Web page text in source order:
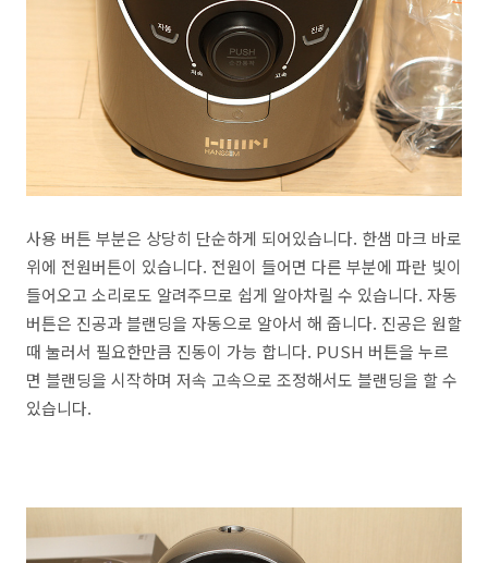
사용 버튼 부분은 상당히 단순하게 되어있습니다. 한샘 마크 바로
위에 전원버튼이 있습니다. 전원이 들어면 다른 부분에 파란 빛이
들어오고 소리로도 알려주므로 쉽게 알아차릴 수 있습니다. 자동
버튼은 진공과 블랜딩을 자동으로 알아서 해 줍니다. 진공은 원할
때 눌러서 필요한만큼 진동이 가능 합니다. PUSH 버튼을 누르
면 블랜딩을 시작하며 저속 고속으로 조정해서도 블랜딩을 할 수
있습니다.